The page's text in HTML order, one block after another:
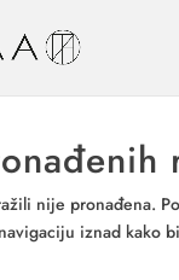
nije pronađena.
iznad kako